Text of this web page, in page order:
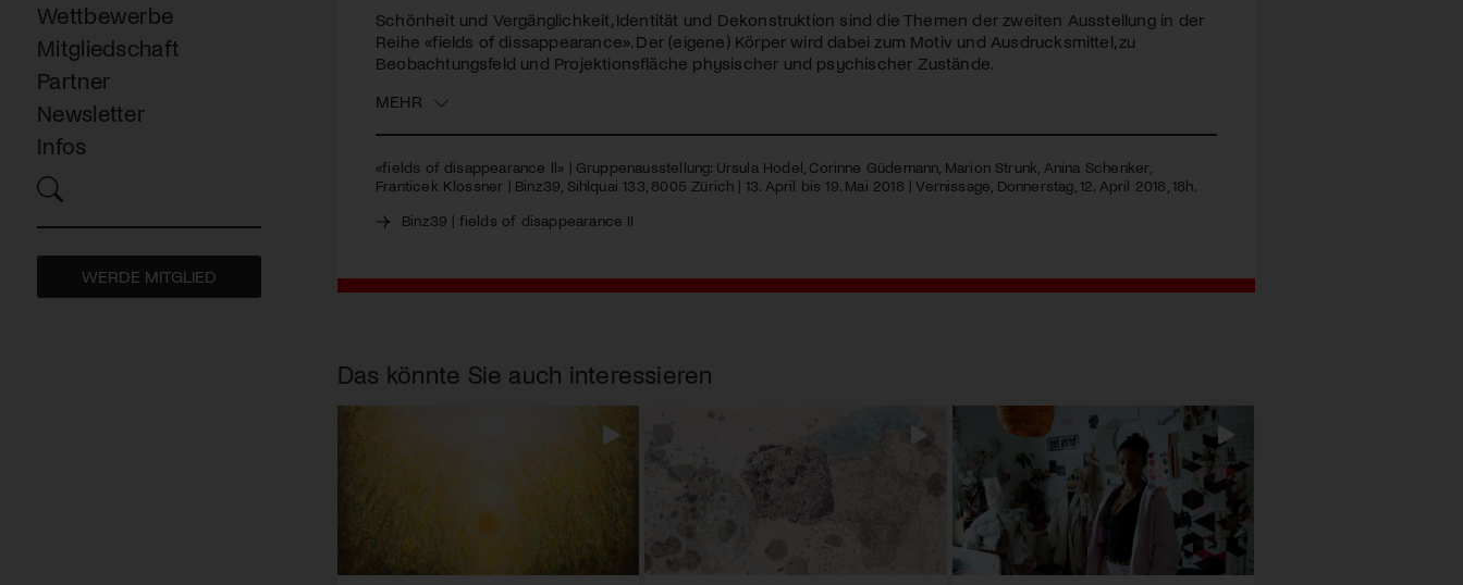
Wettbewerbe
Mitgliedschaft
Partner
Newsletter
Infos
WERDE MITGLIED
Schönheit und Vergänglichkeit, Identität und Dekonstruktion sind die Themen der zweiten Ausstellung in der
Reihe «fields of dissappearance». Der (eigene) Körper wird dabei zum Motiv und Ausdrucksmittel, zu
Beobachtungsfeld und Projektionsfläche physischer und psychischer Zustände.
MEHR
«fields of disappearance ll» | Gruppenausstellung: Ursula Hodel, Corinne Güdemann, Marion Strunk, Anina Schenker,
Franticek Klossner | Binz39, Sihlquai 133, 8005 Zürich | 13. April bis 19. Mai 2018 | Vernissage, Donnerstag, 12. April 2018, 18h.
Binz39 | fields of disappearance II
Das könnte Sie auch interessieren